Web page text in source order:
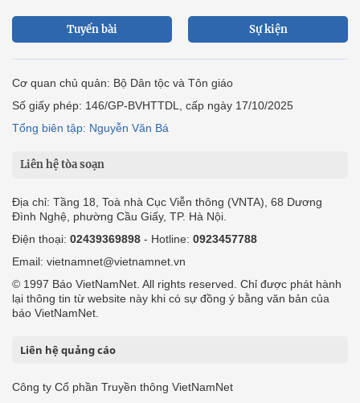
Tuyến bài Sự kiện
Cơ quan chủ quản: Bộ Dân tộc và Tôn giáo
Số giấy phép: 146/GP-BVHTTDL, cấp ngày 17/10/2025
Tổng biên tập: Nguyễn Văn Bá
Liên hệ tòa soạn
Địa chỉ: Tầng 18, Toà nhà Cục Viễn thông (VNTA), 68 Dương
Đình Nghệ, phường Cầu Giấy, TP. Hà Nội.
Điện thoại: 02439369898 - Hotline: 0923457788
Email: vietnamnet@vietnamnet.vn
© 1997 Báo VietNamNet. All rights reserved. Chỉ được phát hành
lại thông tin từ website này khi có sự đồng ý bằng văn bản của
báo VietNamNet.
Liên hệ quảng cáo
Công ty Cổ phần Truyền thông VietNamNet